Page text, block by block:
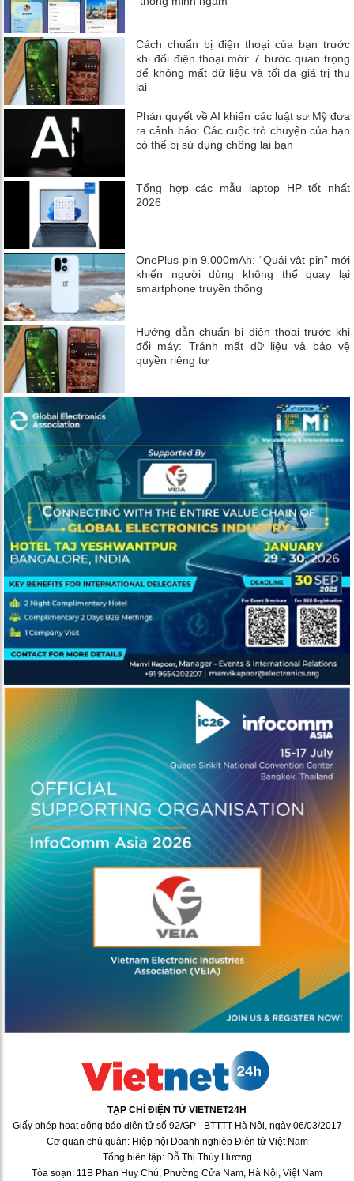
Cách chuẩn bị điện thoại của bạn trước
khi đổi điện thoại mới: 7 bước quan trọng
để không mất dữ liệu và tối đa giá trị thu
lại
Phán quyết về AI khiến các luật sư Mỹ đưa
ra cảnh báo: Các cuộc trò chuyện của bạn
có thể bị sử dụng chống lại bạn
Tổng hợp các mẫu laptop HP tốt nhất
2026
OnePlus pin 9.000mAh: “Quái vật pin” mới
khiến người dùng không thể quay lại
smartphone truyền thống
Hướng dẫn chuẩn bị điện thoại trước khi
đổi máy: Tránh mất dữ liệu và bảo vệ
quyền riêng tư
TẠP CHÍ ĐIỆN TỬ VIETNET24H
Giấy phép hoạt động báo điện tử số 92/GP - BTTTT Hà Nội, ngày 06/03/2017
Cơ quan chủ quản: Hiệp hội Doanh nghiệp Điện tử Việt Nam
Tổng biên tập: Đỗ Thị Thúy Hương
Tòa soạn: 11B Phan Huy Chú, Phường Cửa Nam, Hà Nội, Việt Nam